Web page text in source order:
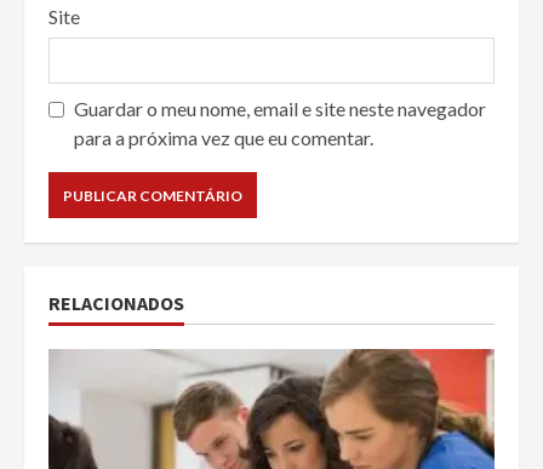
Site
Guardar o meu nome, email e site neste navegador
para a próxima vez que eu comentar.
RELACIONADOS